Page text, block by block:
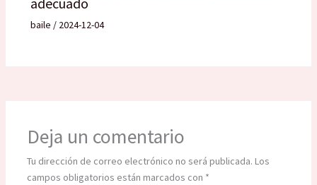
baile / 2024-12-04
Deja un comentario
Tu dirección de correo electrónico no será publicada. Los
campos obligatorios están marcados con *